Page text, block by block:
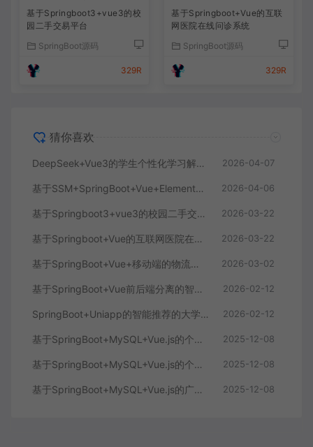
基于Springboot3+vue3的校
园二手交易平台
SpringBoot源码
329R
基于Springboot+Vue的互联
网医院在线问诊系统
SpringBoot源码
329R
猜你喜欢
DeepSeek+Vue3的学生个性化学习解答AI系统 2026-04-07
基于SSM+SpringBoot+Vue+ElementPlus的聊天im系统 2026-04-06
基于Springboot3+vue3的校园二手交易平台 2026-03-22
基于Springboot+Vue的互联网医院在线问诊系统 2026-03-22
基于SpringBoot+Vue+移动端的物流快递系统 2026-03-02
基于SpringBoot+Vue前后端分离的智能知识库问答系统 2026-02-12
SpringBoot+Uniapp的智能推荐的大学生社交平台 2026-02-12
基于SpringBoot+MySQL+Vue.js的个人健康管理系统(附论文) 2025-12-08
基于SpringBoot+MySQL+Vue.js的个性化推荐电商系统(附论文) 2025-12-08
基于SpringBoot+MySQL+Vue.js的广西文化传承小程序(附论文) 2025-12-08